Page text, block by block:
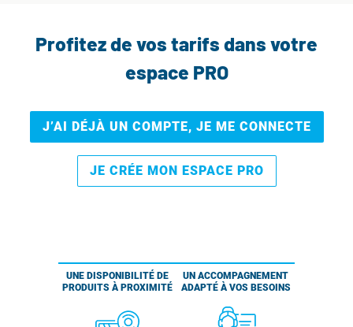
Profitez de vos tarifs dans votre
espace PRO
J’AI DÉJÀ UN COMPTE, JE ME CONNECTE
JE CRÉE MON ESPACE PRO
UNE DISPONIBILITÉ DE
PRODUITS À PROXIMITÉ
UN ACCOMPAGNEMENT
ADAPTÉ À VOS BESOINS